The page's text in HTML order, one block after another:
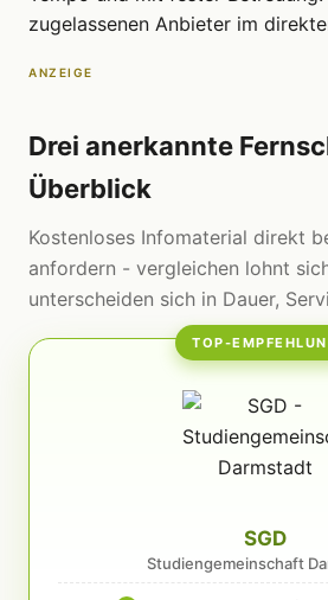
zugelassenen Anbieter im
ANZEIGE
Drei anerkannte
Überblick
Kostenloses Infomaterial direkt
anfordern - vergleichen lohnt
unterscheiden sich in Dauer,
TOP-
SGD
Studiengemeinschaft